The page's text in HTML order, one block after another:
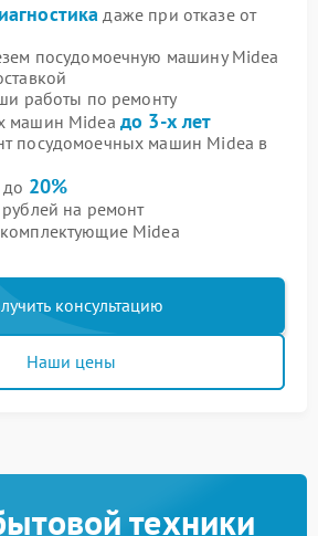
даже при отказе от
посудомоечную машину Midea
работы по ремонту
машин Midea до 3-х лет
посудомоечных машин Midea в
20%
на ремонт
Midea
консультацию
Наши цены
техники